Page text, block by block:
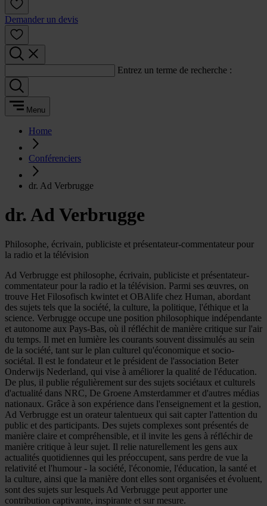
Demander un devis
Entrez un terme de recherche :
Menu
Home
Conférenciers
dr. Ad Verbrugge
dr. Ad Verbrugge
Philosophe, écrivain, publiciste et présentateur-commentateur pour
la radio et la télévision
Ad Verbrugge est philosophe, écrivain, publiciste et présentateur-
commentateur pour la radio et la télévision. Parmi ses œuvres, on
trouve Het Filosofisch kwintet et OBAlife chez Human, abordant
des sujets tels que la société, la culture, la politique, l'éthique et la
science. Verbrugge occupe une position philosophique indépendante
et autonome aux Pays-Bas, où il réfléchit de manière critique sur l'air
du temps. Il met en lumière les courants souvent dissimulés au sein
de la société, tant sur le plan culturel qu'économique et socio-
sociétal. Il est le fondateur et le président de l'association Beter
Onderwijs Nederland, qui vise à améliorer la qualité de l'éducation.
De plus, il publie régulièrement sur des sujets sociétaux et culturels
d'actualité dans NRC, De Groene Amsterdammer et d'autres médias
nationaux. Grâce à son expérience dans l'enseignement et la gestion,
Ad Verbrugge est un orateur talentueux qui sait capter l'attention du
public et des participants. Des sujets complexes sont présentés de
manière claire et compréhensible, et il invite les gens à réfléchir de
manière critique à leur sujet. Il relie naturellement les gens aux
actualités quotidiennes qui les préoccupent, sans perdre de vue la
relativité et l'humour - la société, l'économie, l'éducation, la santé et
la culture, ainsi que la manière dont elles sont organisées et évoluent,
sont des sujets sur lesquels Ad Verbrugge peut apporter une
contribution captivante, inspirante et sur mesure.